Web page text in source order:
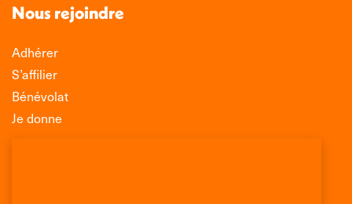
Nous rejoindre
Adhérer
S’affilier
Bénévolat
Je donne